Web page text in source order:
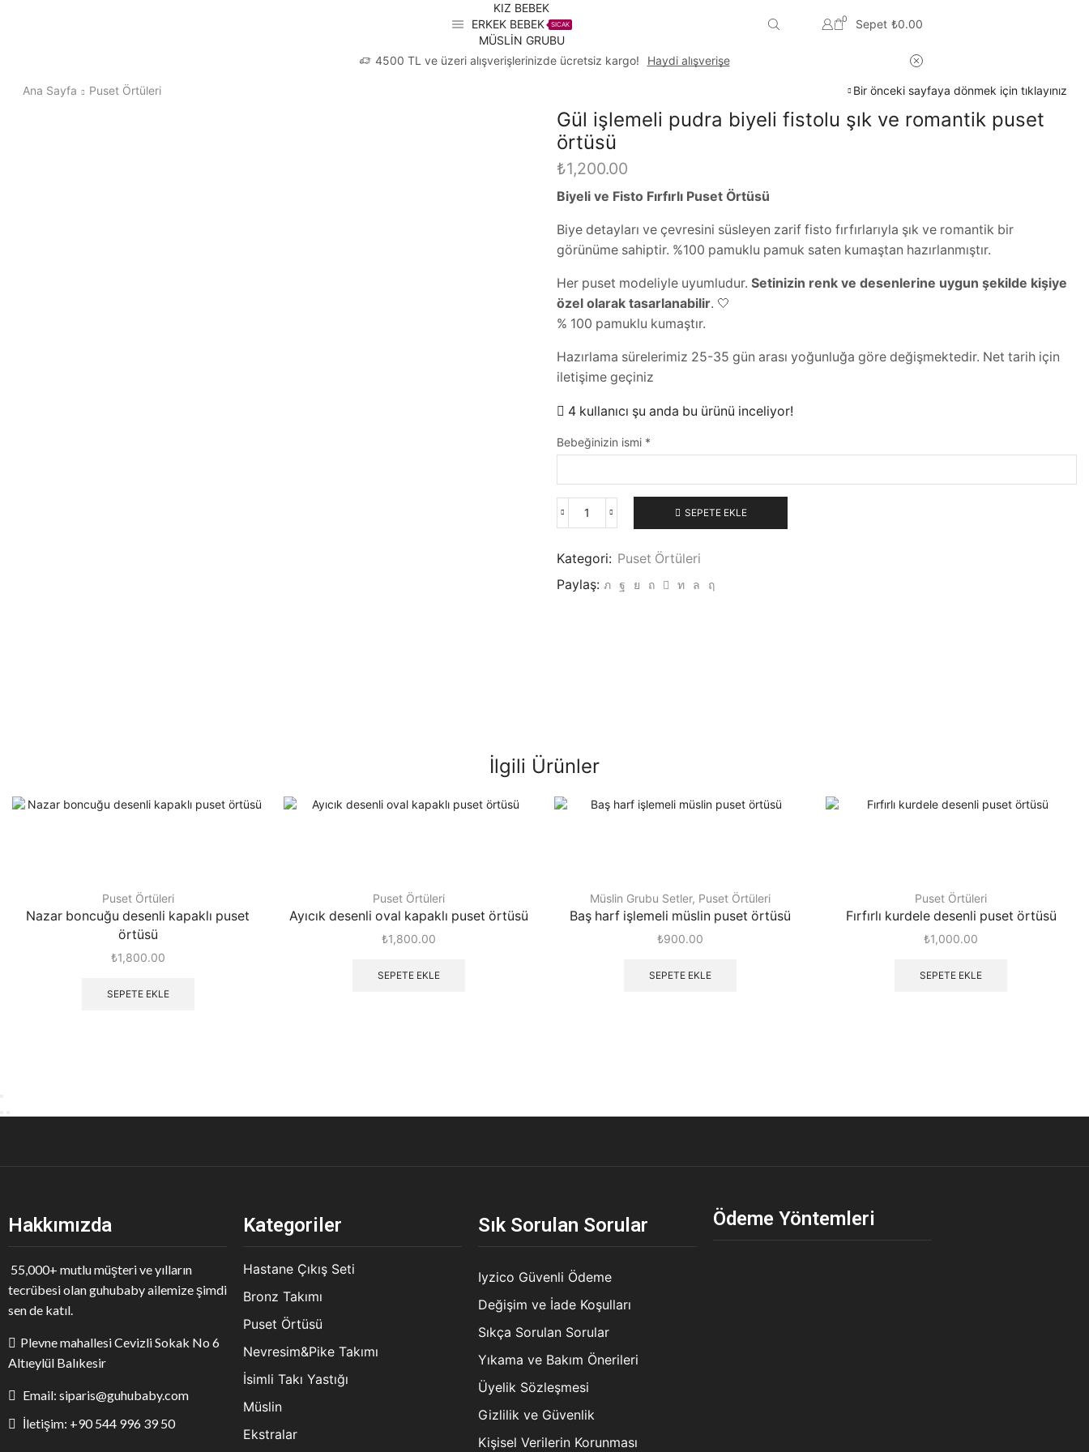
KIZ BEBEK
ERKEK BEBEK
SICAK
MÜSLİN GRUBU
0 Sepet ₺0.00
4500 TL ve üzeri alışverişlerinizde ücretsiz kargo! Haydi alışverişe
Ana Sayfa Puset Örtüleri Bir önceki sayfaya dönmek için tıklayınız
Gül işlemeli pudra biyeli fistolu şık ve romantik puset
örtüsü
₺1,200.00
Biyeli ve Fisto Fırfırlı Puset Örtüsü
Biye detayları ve çevresini süsleyen zarif fisto fırfırlarıyla şık ve romantik bir
görünüme sahiptir. %100 pamuklu pamuk saten kumaştan hazırlanmıştır.
Her puset modeliyle uyumludur. Setinizin renk ve desenlerine uygun şekilde kişiye
özel olarak tasarlanabilir. 🤍
% 100 pamuklu kumaştır.
Hazırlama sürelerimiz 25-35 gün arası yoğunluğa göre değişmektedir. Net tarih için
iletişime geçiniz
4 kullanıcı şu anda bu ürünü inceliyor!
Bebeğinizin ismi *
SEPETE EKLE
Kategori: Puset Örtüleri
Paylaş:
İlgili Ürünler
Puset Örtüleri
Nazar boncuğu desenli kapaklı puset
örtüsü
₺1,800.00
SEPETE EKLE
Puset Örtüleri
Ayıcık desenli oval kapaklı puset örtüsü
₺1,800.00
SEPETE EKLE
Müslin Grubu Setler, Puset Örtüleri
Baş harf işlemeli müslin puset örtüsü
₺900.00
SEPETE EKLE
Puset Örtüleri
Fırfırlı kurdele desenli puset örtüsü
₺1,000.00
SEPETE EKLE
Hakkımızda
55,000+ mutlu müşteri ve yılların
tecrübesi olan guhubaby ailemize şimdi
sen de katıl.
Plevne mahallesi Cevizli Sokak No 6
Altıeylül Balıkesir
Email: siparis@guhubaby.com
İletişim: +90 544 996 39 50
Kategoriler
Hastane Çıkış Seti
Bronz Takımı
Puset Örtüsü
Nevresim&Pike Takımı
İsimli Takı Yastığı
Müslin
Ekstralar
Sık Sorulan Sorular
Iyzico Güvenli Ödeme
Değişim ve İade Koşulları
Sıkça Sorulan Sorular
Yıkama ve Bakım Önerileri
Üyelik Sözleşmesi
Gizlilik ve Güvenlik
Kişisel Verilerin Korunması
Ödeme Yöntemleri